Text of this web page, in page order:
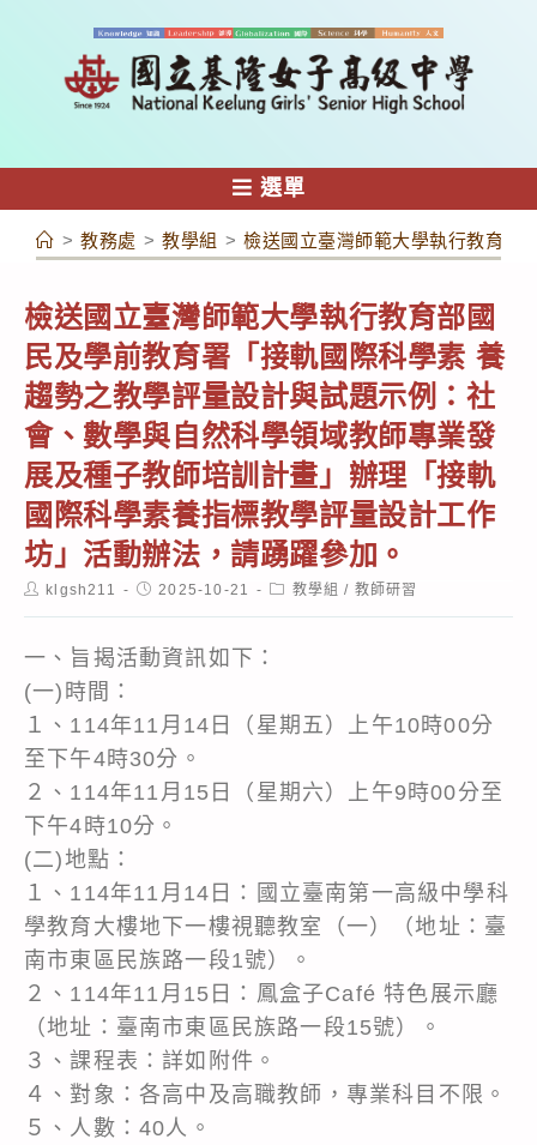
容
選單
> 教務處 > 教學組 > 檢送國立臺灣師範大學執行教育部
檢送國立臺灣師範大學執行教育部國
民及學前教育署「接軌國際科學素 養
趨勢之教學評量設計與試題示例：社
會、數學與自然科學領域教師專業發
展及種子教師培訓計畫」辦理「接軌
國際科學素養指標教學評量設計工作
坊」活動辦法，請踴躍參加。
Postklgsh211
Post2025-10-21
Post教學組 / 教師研習
一、旨揭活動資訊如下：
(一)時間：
１、114年11月14日（星期五）上午10時00分
至下午4時30分。
２、114年11月15日（星期六）上午9時00分至
下午4時10分。
(二)地點：
１、114年11月14日：國立臺南第一高級中學科
學教育大樓地下一樓視聽教室（一）（地址：臺
南市東區民族路一段1號）。
２、114年11月15日：鳳盒子Café 特色展示廳
（地址：臺南市東區民族路一段15號）。
３、課程表：詳如附件。
４、對象：各高中及高職教師，專業科目不限。
５、人數：40人。